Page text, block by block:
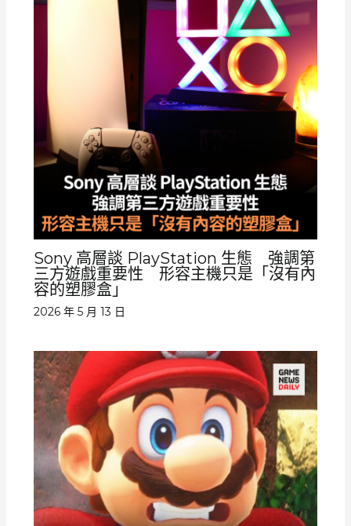
Sony 高層談 PlayStation 生態 強調第
三方遊戲重要性 形容主機只是「沒有內
容的塑膠盒」
2026 年 5 月 13 日